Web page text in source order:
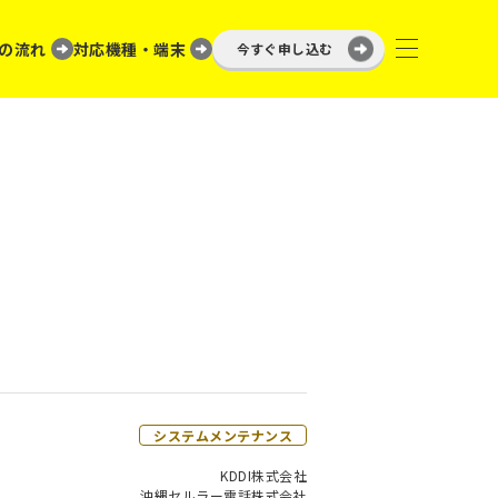
流れ 対応機種・端末 今すぐ申し込む
システムメンテナンス
KDDI株式会社